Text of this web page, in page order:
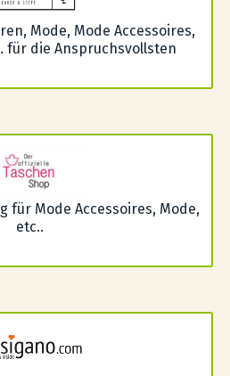
Mode, Mode Accessoires,
für die Anspruchsvollsten
für Mode Accessoires, Mode,
etc..